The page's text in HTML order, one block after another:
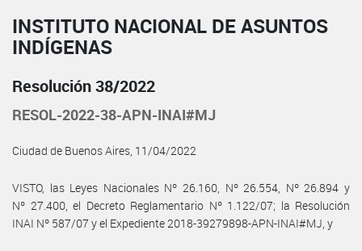
INSTITUTO NACIONAL DE ASUNTOS
INDÍGENAS
Resolución 38/2022
RESOL-2022-38-APN-INAI#MJ
Ciudad de Buenos Aires, 11/04/2022
VISTO, las Leyes Nacionales Nº 26.160, Nº 26.554, Nº 26.894 y
Nº 27.400, el Decreto Reglamentario Nº 1.122/07; la Resolución
INAI Nº 587/07 y el Expediente 2018-39279898-APN-INAI#MJ, y